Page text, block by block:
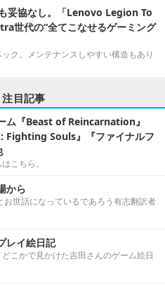
妥協なし。「Lenovo Legion To
世代の“全てこなせるゲーミング
ク。メンテナンスしやすい構造もあり
注目記事
ム『Beast of Reincarnation』
Fighting Souls』『ファイナルフ
こちら。
から
お世話になっているであろう有志翻訳者
レイ絵日記
こかで見かけた吉田さんのゲーム絵日